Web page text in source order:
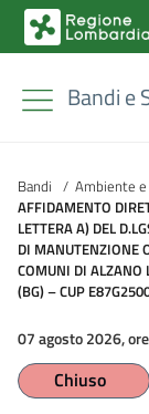
Bandi e
Bandi / Ambiente
AFFIDAMENTO
LETTERA A) DEL
DI MANUTENZIONE
COMUNI DI ALZANO
(BG) – CUP
07 agosto 2026,
Chiuso